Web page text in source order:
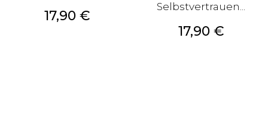
Preis
17,90 €
Selbstvertrauen...
Preis
17,90 €